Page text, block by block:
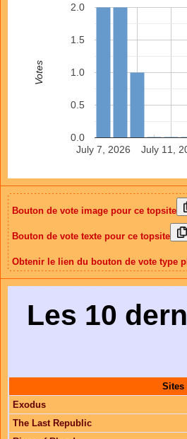
July 7, 2026 July 11,
0.0
0.5
1.0
1.5
2.0
Votes
Bouton de vote image pour ce topsite
Bouton de vote texte pour ce topsite
Obtenir le lien du bouton de vote type
Les 10
Sites
Exodus
The Last Republic